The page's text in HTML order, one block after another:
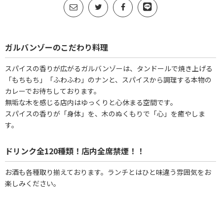
ガルバンゾーのこだわり料理
スパイスの香りが広がるガルバンゾーは、タンドールで焼き上げる
「もちもち」「ふわふわ」のナンと、スパイスから調理する本物の
カレーでお待ちしております。
無垢な木を感じる店内はゆっくりと心休まる空間です。
スパイスの香りが「身体」を、木のぬくもりで「心」を癒やしま
す。
ドリンク全120種類！店内全席禁煙！！
お酒も各種取り揃えております。ランチとはひと味違う雰囲気をお
楽しみください。